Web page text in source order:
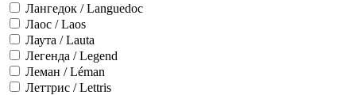
Лангедок / Languedoc
Лаос / Laos
Лаута / Lauta
Легенда / Legend
Леман / Léman
Леттрис / Lettris